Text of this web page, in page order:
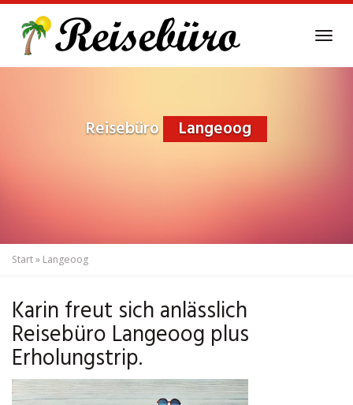
main
Reisebüro Langeoog
Start» Langeoog
Karin freut sich anlässlich
Reisebüro Langeoog plus
Erholungstrip.